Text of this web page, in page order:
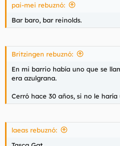
pai-mei rebuznó:
Bar baro, bar reinolds.
Britzingen rebuznó:
En mi barrio había uno que se
era azulgrana.
Cerró hace 30 años, si no le
laeas rebuznó: